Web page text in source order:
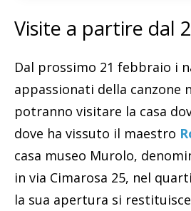
Visite a partire dal
Dal prossimo 21 febbraio i
appassionati della canzone
potranno visitare la casa
dove ha vissuto il maestro
casa museo Murolo,
in via Cimarosa 25, nel
la sua apertura si